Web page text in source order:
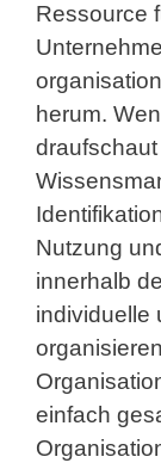
Ressource
herum.
Nutzung
innerhalb
individuelle
einfach